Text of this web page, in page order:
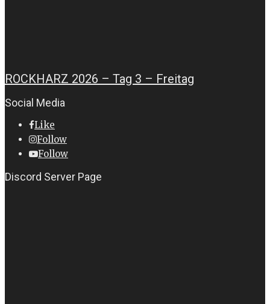
ROCKHARZ 2026 – Tag 3 – Freitag
Social Media
Like
Follow
Follow
Discord Server Page